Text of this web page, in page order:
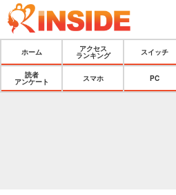
ホーム
アクセス
ランキング
スイッチ
読者
アンケート
スマホ PC